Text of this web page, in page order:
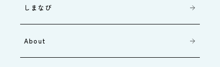
しまなび
About